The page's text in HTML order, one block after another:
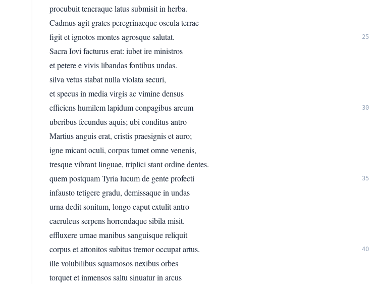
procubuit teneraque latus submisit in herba.
Cadmus agit grates peregrinaeque oscula terrae
figit et ignotos montes agrosque salutat.
25
Sacra Iovi facturus erat: iubet ire ministros
et petere e vivis libandas fontibus undas.
silva vetus stabat nulla violata securi,
et specus in media virgis ac vimine densus
efficiens humilem lapidum conpagibus arcum
30
uberibus fecundus aquis; ubi conditus antro
Martius anguis erat, cristis praesignis et auro;
igne micant oculi, corpus tumet omne venenis,
tresque vibrant linguae, triplici stant ordine dentes.
quem postquam Tyria lucum de gente profecti
35
infausto tetigere gradu, demissaque in undas
urna dedit sonitum, longo caput extulit antro
caeruleus serpens horrendaque sibila misit.
effluxere urnae manibus sanguisque reliquit
corpus et attonitos subitus tremor occupat artus.
40
ille volubilibus squamosos nexibus orbes
torquet et inmensos saltu sinuatur in arcus